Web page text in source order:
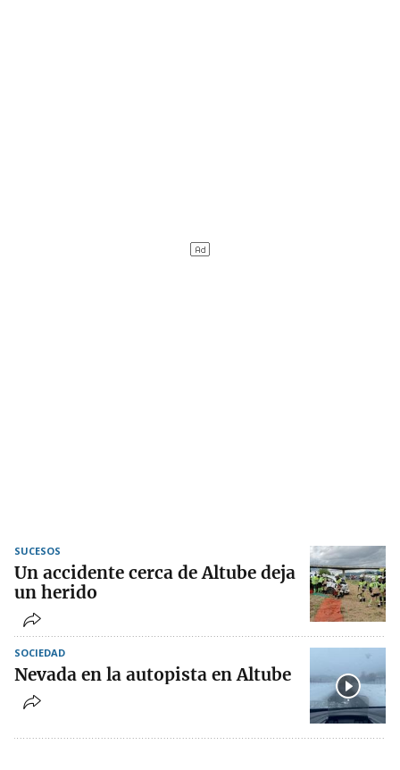
SUCESOS
Un accidente cerca de Altube deja
un herido
SOCIEDAD
Nevada en la autopista en Altube